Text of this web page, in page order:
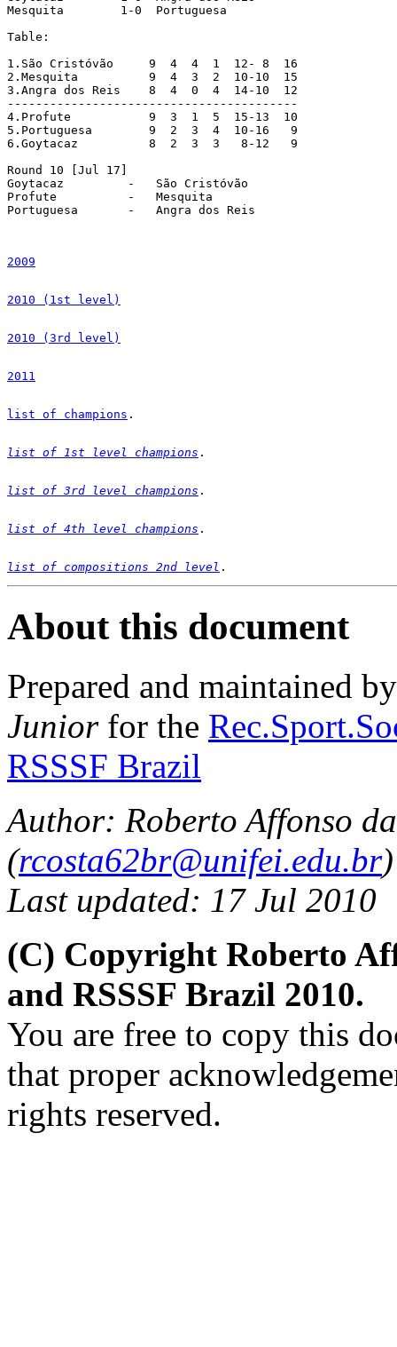
Mesquita        1-0  Portuguesa
Table:
1.São Cristóvão     9  4  4  1  12- 8  16
2.Mesquita          9  4  3  2  10-10  15
3.Angra dos Reis    8  4  0  4  14-10  12
-----------------------------------------
4.Profute           9  3  1  5  15-13  10
5.Portuguesa        9  2  3  4  10-16   9
6.Goytacaz          8  2  3  3   8-12   9
Round 10 [Jul 17]
Goytacaz         -   São Cristóvão
Profute          -   Mesquita
Portuguesa       -   Angra dos Reis
2009
2010 (1st level)
2010 (3rd level)
2011
list of champions
list of 1st level champions
list of 3rd level champions
list of 4th level champions
list of compositions 2nd level
About this document
Prepared and maintained
Juniorfor the
RSSSF Brazil
Author: Roberto Affonso
(rcosta62br@unifei.edu.br)
Last updated: 17 Jul 2010
(C) Copyright Roberto
and RSSSF Brazil 2010.
You are free to copy this
that proper
rights reserved.